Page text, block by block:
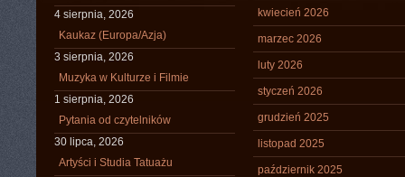
4 sierpnia, 2026
Kaukaz (Europa/Azja)
3 sierpnia, 2026
Muzyka w Kulturze i Filmie
1 sierpnia, 2026
Pytania od czytelników
30 lipca, 2026
Artyści i Studia Tatuażu
kwiecień 2026
marzec 2026
luty 2026
styczeń 2026
grudzień 2025
listopad 2025
październik 2025